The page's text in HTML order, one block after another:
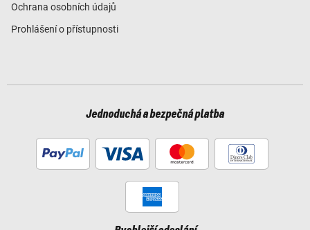
Ochrana osobních údajů
Prohlášení o přístupnosti
Jednoduchá a bezpečná platba